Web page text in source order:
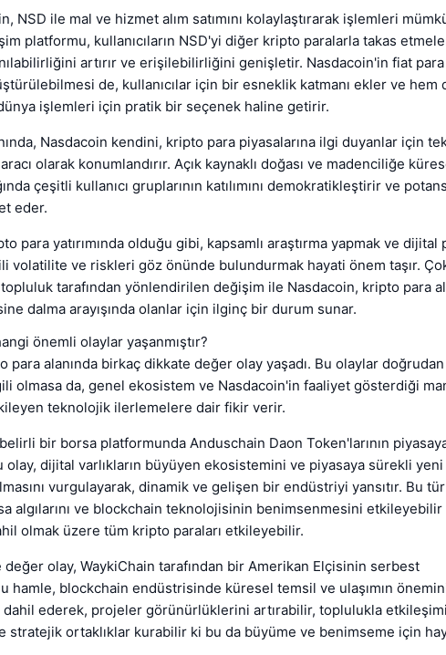
NSD ile mal ve hizmet alım satımını kolaylaştırarak işlemleri
platformu, kullanıcıların NSD'yi diğer kripto paralarla takas
artırır ve erişilebilirliğini genişletir. Nasdacoin'in fiat para
de, kullanıcılar için bir esneklik katmanı ekler ve hem
işlemleri için pratik bir seçenek haline getirir.
Nasdacoin kendini, kripto para piyasalarına ilgi duyanlar için
olarak konumlandırır. Açık kaynaklı doğası ve madenciliğe
çeşitli kullanıcı gruplarının katılımını demokratikleştirir ve
eder.
para yatırımında olduğu gibi, kapsamlı araştırma yapmak ve dijital
volatilite ve riskleri göz önünde bulundurmak hayati önem taşır.
tarafından yönlendirilen değişim ile Nasdacoin, kripto para
dalma arayışında olanlar için ilginç bir durum sunar.
önemli olaylar yaşanmıştır?
para alanında birkaç dikkate değer olay yaşadı. Bu olaylar doğrudan
olmasa da, genel ekosistem ve Nasdacoin'in faaliyet gösterdiği
teknolojik ilerlemelere dair fikir verir.
bir borsa platformunda Anduschain Daon Token'larının
olay, dijital varlıkların büyüyen ekosistemini ve piyasaya sürekli yeni
vurgulayarak, dinamik ve gelişen bir endüstriyi yansıtır. Bu tür
algılarını ve blockchain teknolojisinin benimsenmesini etkileyebilir
olmak üzere tüm kripto paraları etkileyebilir.
olay, WaykiChain tarafından bir Amerikan Elçisinin serbest
Bu hamle, blockchain endüstrisinde küresel temsil ve ulaşımın
ederek, projeler görünürlüklerini artırabilir, toplulukla etkileşimi
stratejik ortaklıklar kurabilir ki bu da büyüme ve benimseme için